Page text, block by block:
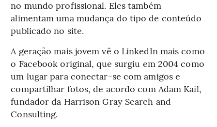
no mundo profissional. Eles também
alimentam uma mudança do tipo de conteúdo
publicado no site.
A geração mais jovem vê o LinkedIn mais como
o Facebook original, que surgiu em 2004 como
um lugar para conectar-se com amigos e
compartilhar fotos, de acordo com Adam Kail,
fundador da Harrison Gray Search and
Consulting.